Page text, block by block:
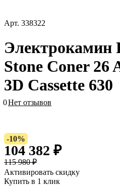
Арт. 338322
Электрокамин
Stone Coner 26
3D Cassette 630
0Нет отзывов
-10%
104 382 ₽
115 980 ₽
Активировать скидку
Купить в 1 клик